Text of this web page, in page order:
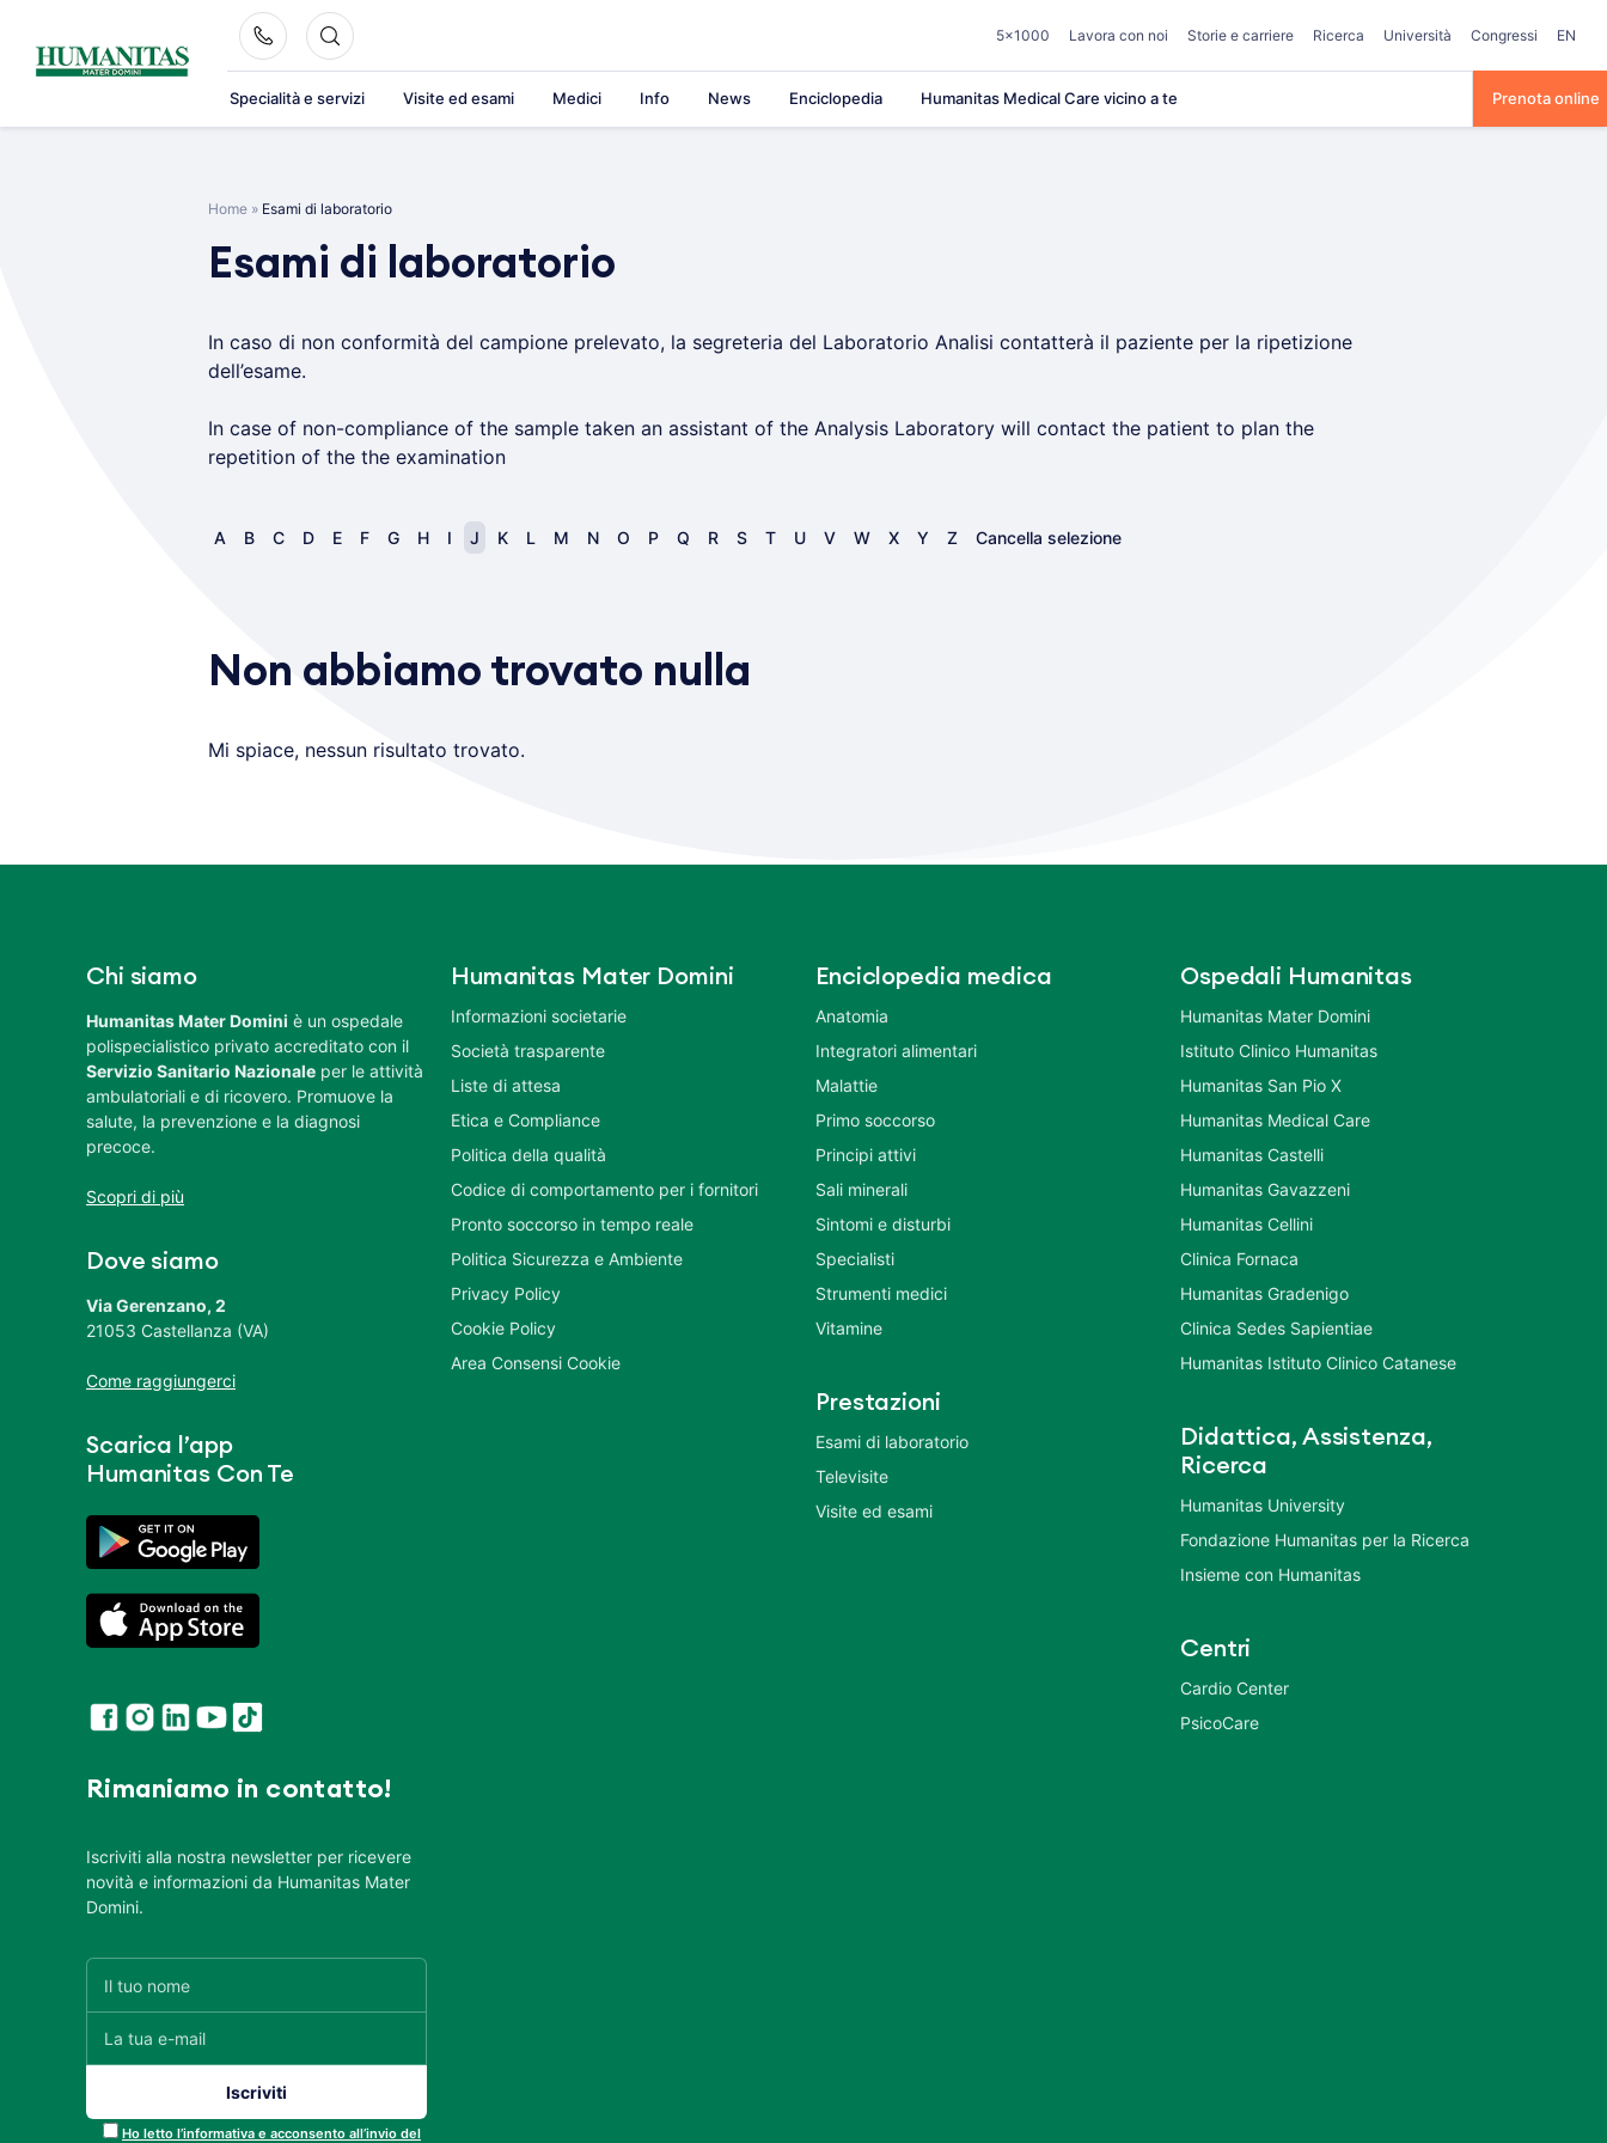
content
5×1000 Lavora con noi Storie e carriere Ricerca Università Congressi EN
Specialità e servizi Visite ed esami Medici Info News Enciclopedia Humanitas Medical Care vicino a te Prenota online
Home » Esami di laboratorio
Esami di laboratorio
In caso di non conformità del campione prelevato, la segreteria del Laboratorio Analisi contatterà il paziente per la ripetizione
dell’esame.
In case of non-compliance of the sample taken an assistant of the Analysis Laboratory will contact the patient to plan the
repetition of the the examination
A B C D E F G H I J K L M N O P Q R S T U V W X Y Z Cancella selezione
Non abbiamo trovato nulla
Mi spiace, nessun risultato trovato.
Chi siamo
Humanitas Mater Domini è un ospedale
polispecialistico privato accreditato con il
Servizio Sanitario Nazionale per le attività
ambulatoriali e di ricovero. Promuove la
salute, la prevenzione e la diagnosi
precoce.
Scopri di più
Dove siamo
Via Gerenzano, 2
21053 Castellanza (VA)
Come raggiungerci
Scarica l’app
Humanitas Con Te
Rimaniamo in contatto!
Iscriviti alla nostra newsletter per ricevere
novità e informazioni da Humanitas Mater
Domini.
Ho letto l’informativa e acconsento all’invio del
Humanitas Mater Domini
Informazioni societarie
Società trasparente
Liste di attesa
Etica e Compliance
Politica della qualità
Codice di comportamento per i fornitori
Pronto soccorso in tempo reale
Politica Sicurezza e Ambiente
Privacy Policy
Cookie Policy
Area Consensi Cookie
Enciclopedia medica
Anatomia
Integratori alimentari
Malattie
Primo soccorso
Principi attivi
Sali minerali
Sintomi e disturbi
Specialisti
Strumenti medici
Vitamine
Prestazioni
Esami di laboratorio
Televisite
Visite ed esami
Ospedali Humanitas
Humanitas Mater Domini
Istituto Clinico Humanitas
Humanitas San Pio X
Humanitas Medical Care
Humanitas Castelli
Humanitas Gavazzeni
Humanitas Cellini
Clinica Fornaca
Humanitas Gradenigo
Clinica Sedes Sapientiae
Humanitas Istituto Clinico Catanese
Didattica, Assistenza,
Ricerca
Humanitas University
Fondazione Humanitas per la Ricerca
Insieme con Humanitas
Centri
Cardio Center
PsicoCare